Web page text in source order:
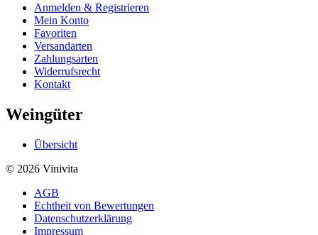
Anmelden & Registrieren
Mein Konto
Favoriten
Versandarten
Zahlungsarten
Widerrufsrecht
Kontakt
Weingüter
Übersicht
© 2026 Vinivita
AGB
Echtheit von Bewertungen
Datenschutzerklärung
Impressum